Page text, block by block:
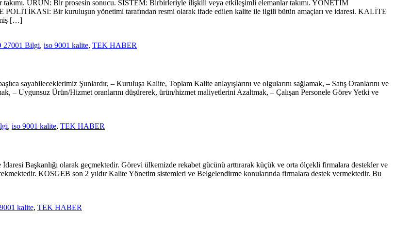
ÜRÜN: Bir prosesin sonucu. SİSTEM: Birbirleriyle ilişkili veya etkileşimli elemanlar takımı. YÖNETİM
Bir kuruluşun yönetimi tarafından resmi olarak ifade edilen kalite ile ilgili bütün amaçları ve idaresi. KALİTE
[…]
27001 Bilgi, iso 9001 kalite, TEK HABER
sayabileceklerimiz Şunlardır, – Kuruluşa Kalite, Toplam Kalite anlayışlarını ve olgularını sağlamak, – Satış Oranlarını ve
– Uygunsuz Ürün/Hizmet oranlarını düşürerek, ürün/hizmet maliyetlerini Azaltmak, – Çalışan Personele Görev Yetki ve
, iso 9001 kalite, TEK HABER
Başkanlığı olarak geçmektedir. Görevi ülkemizde rekabet gücünü arttırarak küçük ve orta ölçekli firmalara destekler ve
KOSGEB son 2 yıldır Kalite Yönetim sistemleri ve Belgelendirme konularında firmalara destek vermektedir. Bu
kalite, TEK HABER